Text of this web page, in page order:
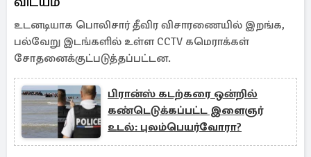
உடனடியாக பொலிசார் தீவிர விசாரணையில் இறங்க,
பல்வேறு இடங்களில் உள்ள CCTV கமெராக்கள்
சோதனைக்குட்படுத்தப்பட்டன.
பிரான்ஸ் கடற்கரை ஒன்றில்
கண்டெடுக்கப்பட்ட இளைஞர்
உடல்: புலம்பெயர்வோரா?